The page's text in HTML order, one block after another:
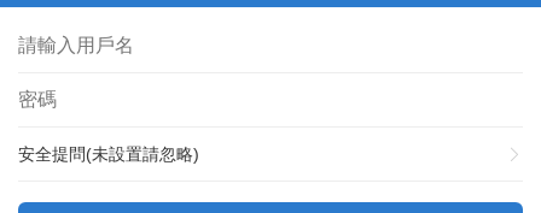
安全提問(未設置請忽略)